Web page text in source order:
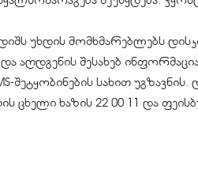
უხდის მომხმარებლებს
აღდგენის შესახებ
შეტყობინების სახით
ცხელი ხაზის 22 00 11 და